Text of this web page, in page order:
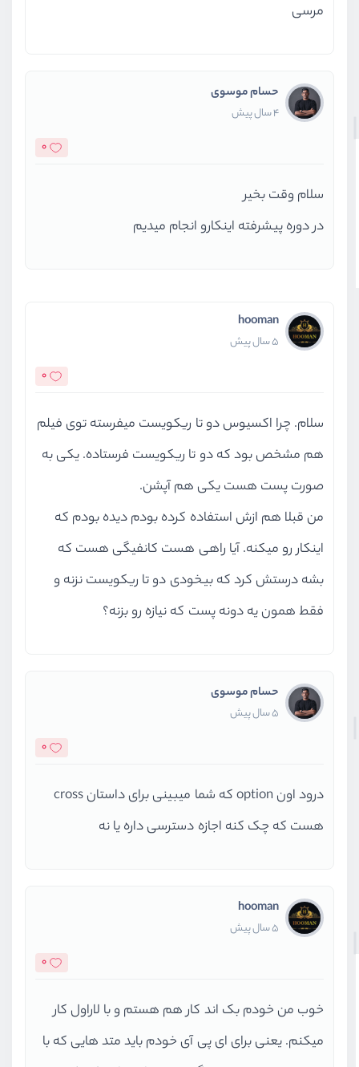
مرسی
حسام موسوی
4 سال پیش
0
سلام وقت بخیر
در دوره پیشرفته اینکارو انجام میدیم
hooman
5 سال پیش
0
سلام. چرا اکسیوس دو تا ریکویست میفرسته توی فیلم
هم مشخص بود که دو تا ریکویست فرستاده. یکی به
صورت پست هست یکی هم آپشن.
من قبلا هم ازش استفاده کرده بودم دیده بودم که
اینکار رو میکنه. آیا راهی هست کانفیگی هست که
بشه درستش کرد که بیخودی دو تا ریکویست نزنه و
فقط همون یه دونه پست که نیازه رو بزنه؟
حسام موسوی
5 سال پیش
0
درود اون option که شما میبینی برای داستان cross
هست که چک کنه اجازه دسترسی داره یا نه
hooman
5 سال پیش
0
خوب من خودم بک اند کار هم هستم و با لاراول کار
میکنم. یعنی برای ای پی آی خودم باید متد هایی که با